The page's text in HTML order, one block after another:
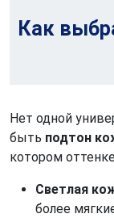
Как
Нет одной
быть подтон
котором
Светлая
более